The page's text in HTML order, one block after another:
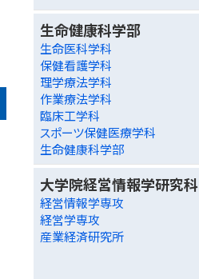
生命健康科学部
生命医科学科
保健看護学科
理学療法学科
作業療法学科
臨床工学科
スポーツ保健医療学科
生命健康科学部
大学院経営情報学研究科
経営情報学専攻
経営学専攻
産業経済研究所